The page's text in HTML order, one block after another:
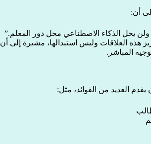
ولن يحل الذكاء الاصطناعي محل دور المعلم.”
هذه العلاقات وليس استبدالها، مشيرة إلى أن
المباشر.
العديد من الفوائد، مثل: